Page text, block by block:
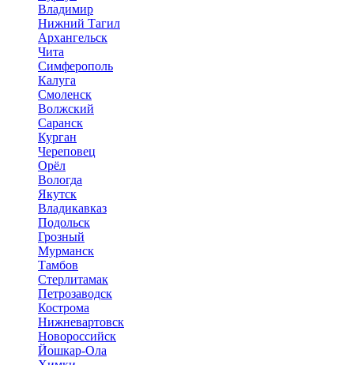
Владимир
Нижний Тагил
Архангельск
Чита
Симферополь
Калуга
Смоленск
Волжский
Саранск
Курган
Череповец
Орёл
Вологда
Якутск
Владикавказ
Подольск
Грозный
Мурманск
Тамбов
Стерлитамак
Петрозаводск
Кострома
Нижневартовск
Новороссийск
Йошкар-Ола